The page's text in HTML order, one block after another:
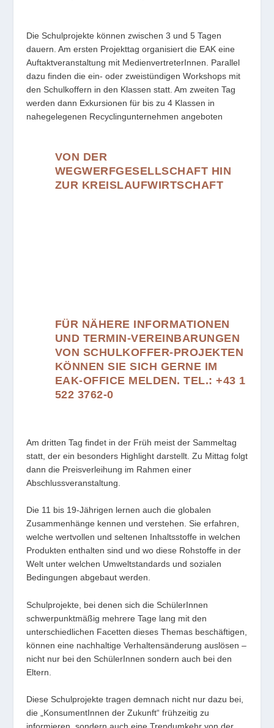
Die Schulprojekte können zwischen 3 und 5 Tagen
dauern. Am ersten Projekttag organisiert die EAK eine
Auftaktveranstaltung mit MedienvertreterInnen. Parallel
dazu finden die ein- oder zweistündigen Workshops mit
den Schulkoffern in den Klassen statt. Am zweiten Tag
werden dann Exkursionen für bis zu 4 Klassen in
nahegelegenen Recyclingunternehmen angeboten
VON DER
WEGWERFGESELLSCHAFT HIN
ZUR KREISLAUFWIRTSCHAFT
FÜR NÄHERE INFORMATIONEN
UND TERMIN-VEREINBARUNGEN
VON SCHULKOFFER-PROJEKTEN
KÖNNEN SIE SICH GERNE IM
EAK-OFFICE MELDEN. TEL.: +43 1
522 3762-0
Am dritten Tag findet in der Früh meist der Sammeltag
statt, der ein besonders Highlight darstellt. Zu Mittag folgt
dann die Preisverleihung im Rahmen einer
Abschlussveranstaltung.
Die 11 bis 19-Jährigen lernen auch die globalen
Zusammenhänge kennen und verstehen. Sie erfahren,
welche wertvollen und seltenen Inhaltsstoffe in welchen
Produkten enthalten sind und wo diese Rohstoffe in der
Welt unter welchen Umweltstandards und sozialen
Bedingungen abgebaut werden.
Schulprojekte, bei denen sich die SchülerInnen
schwerpunktmäßig mehrere Tage lang mit den
unterschiedlichen Facetten dieses Themas beschäftigen,
können eine nachhaltige Verhaltensänderung auslösen –
nicht nur bei den SchülerInnen sondern auch bei den
Eltern.
Diese Schulprojekte tragen demnach nicht nur dazu bei,
die „KonsumentInnen der Zukunft“ frühzeitig zu